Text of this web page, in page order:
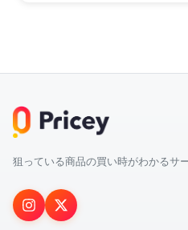
狙っている商品の買い時がわかる